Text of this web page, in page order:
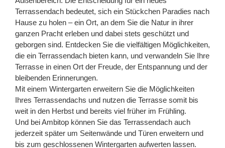
Terrassendach bedeutet, sich ein Stückchen Paradies nach
Hause zu holen – ein Ort, an dem Sie die Natur in ihrer
ganzen Pracht erleben und dabei stets geschützt und
geborgen sind. Entdecken Sie die vielfältigen Möglichkeiten,
die ein Terrassendach bieten kann, und verwandeln Sie Ihre
Terrasse in einen Ort der Freude, der Entspannung und der
bleibenden Erinnerungen.
Mit einem Wintergarten erweitern Sie die Möglichkeiten
Ihres Terrassendachs und nutzen die Terrasse somit bis
weit in den Herbst und bereits viel früher im Frühling.
Und bei Ambitop können Sie das Terrassendach auch
jederzeit später um Seitenwände und Türen erweitern und
bis zum geschlossenen Wintergarten aufwerten lassen.